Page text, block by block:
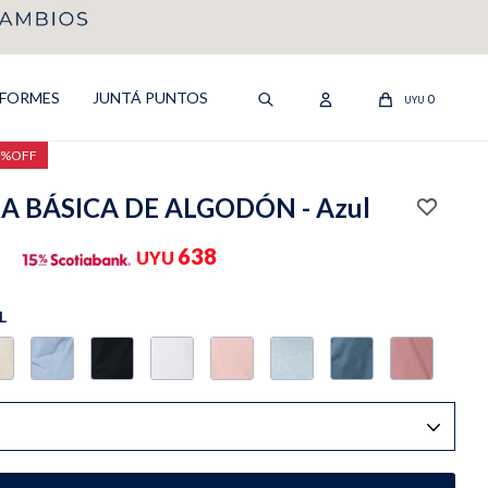
JUNTÁ PUNTOS UYU 0
BÁSICA DE ALGODÓN - Azul
UYU 638